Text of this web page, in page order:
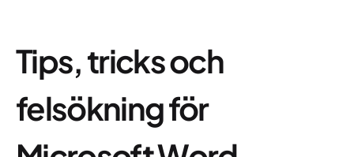
Tips, tricks och
felsökning för